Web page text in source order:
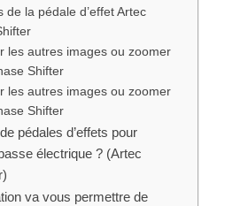
la pédale d’effet Artec
les autres images ou zoomer
Shifter
les autres images ou zoomer
Shifter
pédales d’effets pour
électrique ? (Artec